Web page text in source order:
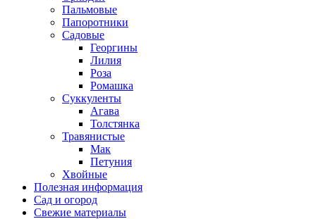
Пальмовые
Папоротники
Садовые
Георгины
Лилия
Роза
Ромашка
Суккуленты
Агава
Толстянка
Травянистые
Мак
Петуния
Хвойные
Полезная информация
Сад и огород
Свежие материалы